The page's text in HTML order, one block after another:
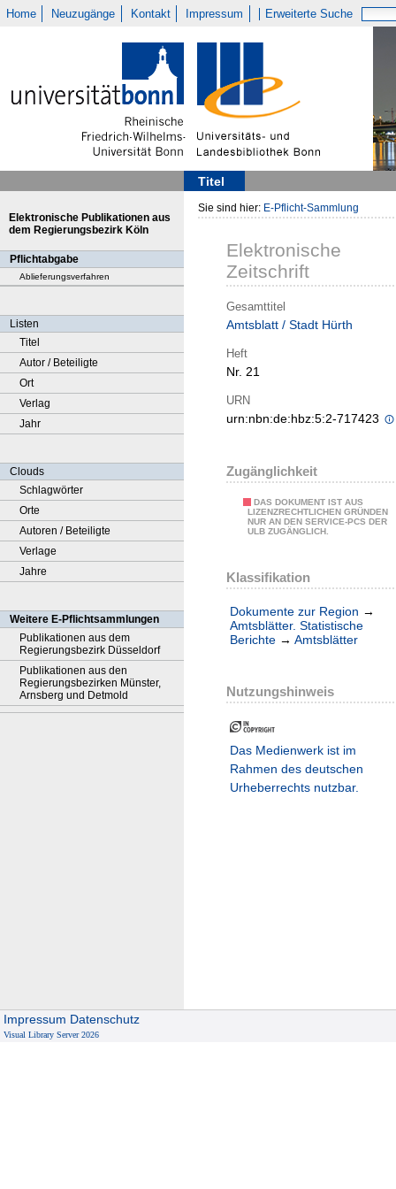
Home Neuzugänge Kontakt Impressum Erweiterte Suche
Titel
Elektronische Publikationen aus
dem Regierungsbezirk Köln
Pflichtabgabe
Ablieferungsverfahren
Listen
Titel
Autor / Beteiligte
Ort
Verlag
Jahr
Clouds
Schlagwörter
Orte
Autoren / Beteiligte
Verlage
Jahre
Weitere E-Pflichtsammlungen
Publikationen aus dem
Regierungsbezirk Düsseldorf
Publikationen aus den
Regierungsbezirken Münster,
Arnsberg und Detmold
Sie sind hier: E-Pflicht-Sammlung
Elektronische
Zeitschrift
Gesamttitel
Amtsblatt / Stadt Hürth
Heft
Nr. 21
URN
urn:nbn:de:hbz:5:2-717423
Zugänglichkeit
DAS DOKUMENT IST AUS
LIZENZRECHTLICHEN GRÜNDEN
NUR AN DEN SERVICE-PCS DER
ULB ZUGÄNGLICH.
Klassifikation
Dokumente zur Region →
Amtsblätter. Statistische
Berichte → Amtsblätter
Nutzungshinweis
Das Medienwerk ist im
Rahmen des deutschen
Urheberrechts nutzbar.
Impressum Datenschutz
Visual Library Server 2026